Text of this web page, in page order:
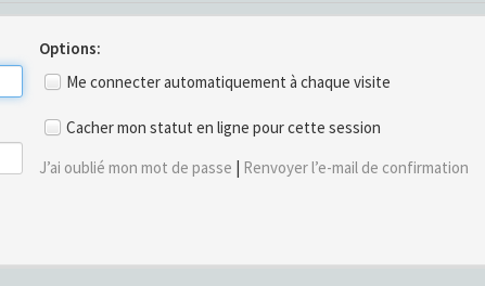
Options:
Me connecter automatiquement à chaque visite
Cacher mon statut en ligne pour cette session
J’ai oublié mon mot de passe | Renvoyer l’e-mail de confirmation